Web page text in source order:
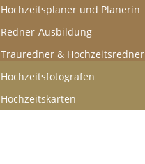
Hochzeitsplaner und Planerin
Redner-Ausbildung
Trauredner & Hochzeitsredner
Hochzeitsfotografen
Hochzeitskarten